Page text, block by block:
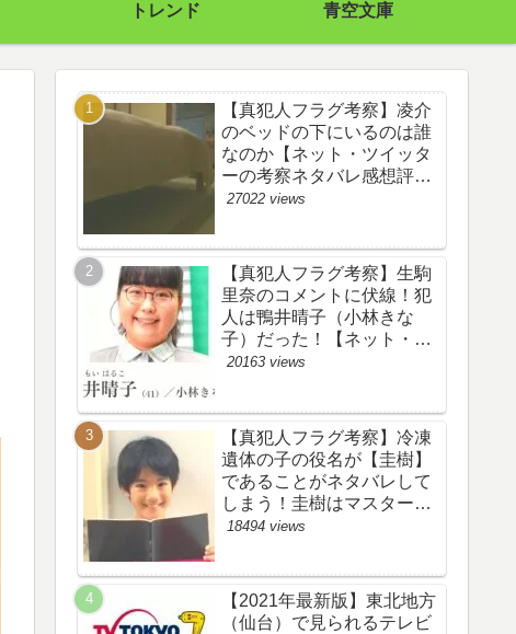
トレンド 青空文庫
【真犯人フラグ考察】凌介
のベッドの下にいるのは誰
なのか【ネット・ツイッタ
ーの考察ネタバレ感想評価
評判あらすじ原作犯人キャ
27022 views
【真犯人フラグ考察】生駒
里奈のコメントに伏線！犯
人は鴨井晴子（小林きな
子）だった！【ネット・ツ
イッターの考察ネタバレ感
め・鴨居晴子】
20163 views
【真犯人フラグ考察】冷凍
遺体の子の役名が【圭樹】
であることがネタバレして
しまう！圭樹はマスター日
野渉とバタコの子供か！
作犯人キャスト黒幕伏線ま
とめ】
18494 views
【2021年最新版】東北地方
（仙台）で見られるテレビ